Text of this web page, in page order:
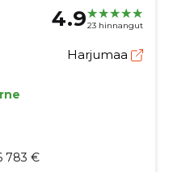
4.923 hinnangut
Harjumaa
783 €